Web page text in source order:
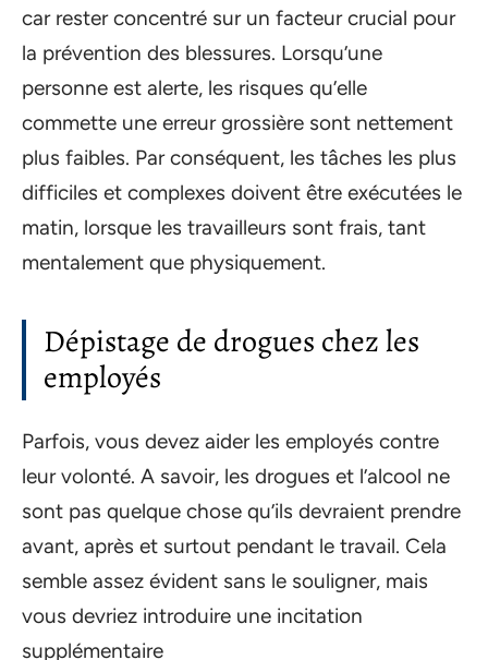
car rester concentré sur un facteur crucial pour
la prévention des blessures. Lorsqu’une
personne est alerte, les risques qu’elle
commette une erreur grossière sont nettement
plus faibles. Par conséquent, les tâches les plus
difficiles et complexes doivent être exécutées le
matin, lorsque les travailleurs sont frais, tant
mentalement que physiquement.
Dépistage de drogues chez les
employés
Parfois, vous devez aider les employés contre
leur volonté. A savoir, les drogues et l’alcool ne
sont pas quelque chose qu’ils devraient prendre
avant, après et surtout pendant le travail. Cela
semble assez évident sans le souligner, mais
vous devriez introduire une incitation
supplémentaire